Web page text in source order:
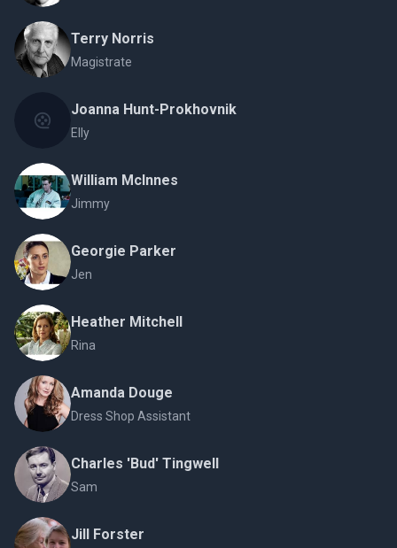
Terry Norris
Magistrate
Joanna Hunt-Prokhovnik
Elly
William McInnes
Jimmy
Georgie Parker
Jen
Heather Mitchell
Rina
Amanda Douge
Dress Shop Assistant
Charles 'Bud' Tingwell
Sam
Jill Forster